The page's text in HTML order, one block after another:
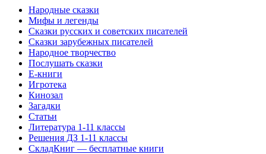
Народные сказки
Мифы и легенды
Сказки русских и советских писателей
Сказки зарубежных писателей
Народное творчество
Послушать сказки
Е-книги
Игротека
Кинозал
Загадки
Статьи
Литература 1-11 классы
Решения ДЗ 1-11 классы
СкладКниг — бесплатные книги